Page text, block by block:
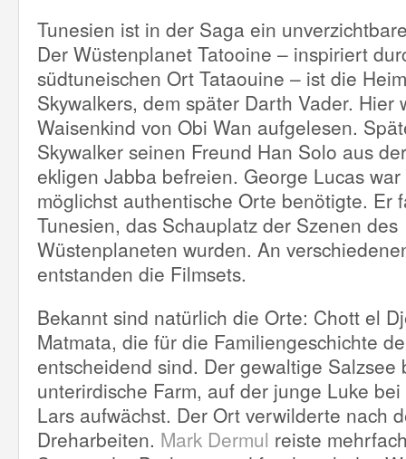
Tunesien ist in der Saga ein
Der Wüstenplanet Tatooine – inspiriert
südtuneischen Ort Tataouine – ist die
Skywalkers, dem später Darth Vader. Hier
Waisenkind von Obi Wan aufgelesen.
Skywalker seinen Freund Han Solo aus
ekligen Jabba befreien. George Lucas
möglichst authentische Orte benötigte. Er
Tunesien, das Schauplatz der Szenen des
Wüstenplaneten wurden. An
entstanden die Filmsets.
Bekannt sind natürlich die Orte: Chott el
Matmata, die für die Familiengeschichte
entscheidend sind. Der gewaltige Salzsee
unterirdische Farm, auf der junge Luke
Lars aufwächst. Der Ort verwilderte nach
Dreharbeiten. Mark Dermul reiste